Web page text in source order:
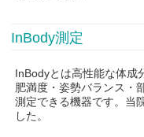
InBody測定
InBodyとは高性能な体成
肥満度・姿勢バランス・
測定できる機器です。当
した。